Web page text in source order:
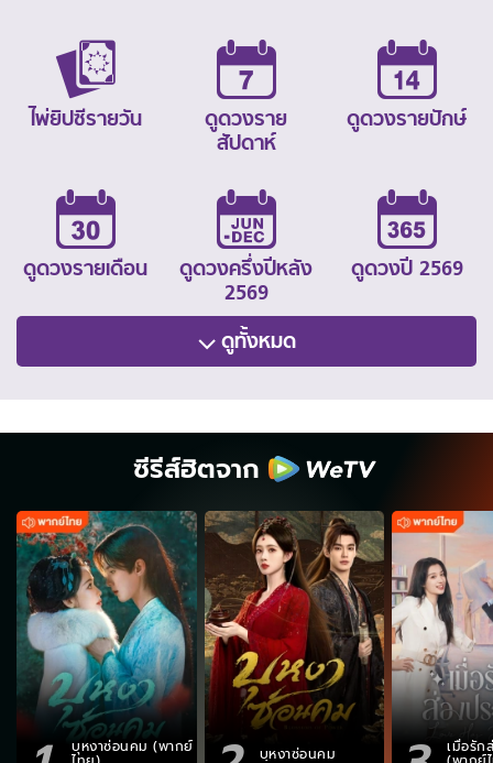
ไพ่ยิปซีรายวัน
ดูดวงราย
สัปดาห์
ดูดวงรายปักษ์
ดูดวงรายเดือน
ดูดวงครึ่งปีหลัง
2569
ดูดวงปี 2569
ดูทั้งหมด
ซีรีส์ฮิตจาก
บุหงาซ่อนคม (พากย์ บุหงาซ่อนคม เมื่อรัก